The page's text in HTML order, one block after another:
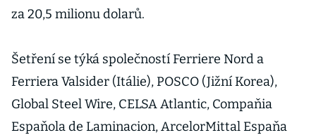
za 20,5 milionu dolarů.
Šetření se týká společností Ferriere Nord a
Ferriera Valsider (Itálie), POSCO (Jižní Korea),
Global Steel Wire, CELSA Atlantic, Compaňia
Espaňola de Laminacion, ArcelorMittal Espaňa